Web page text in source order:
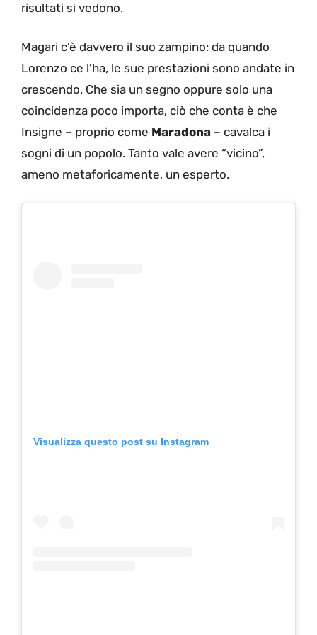
risultati si vedono.
Magari c’è davvero il suo zampino: da quando
Lorenzo ce l’ha, le sue prestazioni sono andate in
crescendo. Che sia un segno oppure solo una
coincidenza poco importa, ciò che conta è che
Insigne – proprio come Maradona – cavalca i
sogni di un popolo. Tanto vale avere “vicino”,
ameno metaforicamente, un esperto.
Visualizza questo post su Instagram